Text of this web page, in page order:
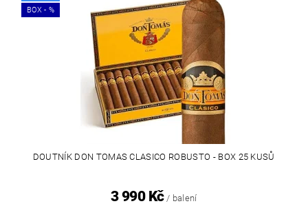
BOX - %
DOUTNÍK DON TOMAS CLASICO ROBUSTO - BOX 25 KUSŮ
3 990 Kč / balení